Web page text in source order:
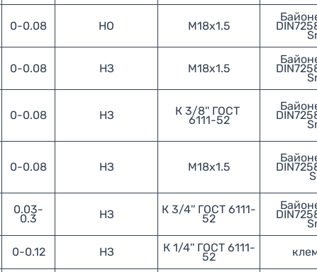
0-0.08 НО М18х1.5
0-0.08 НЗ М18х1.5
0-0.08 НЗ К 3/8'' ГОСТ
6111-52
0-0.08 НЗ М18х1.5
0.03-
0.3 НЗ К 3/4'' ГОСТ 6111-
52
0-0.12 НЗ К 1/4'' ГОСТ 6111-
52